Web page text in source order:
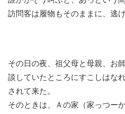
訪問客は履物もそのままに、逃
その日の夜、祖父母と母親、お
談していたところにすこしはな
されて来た。
そのときは、Ａの家（家っつー